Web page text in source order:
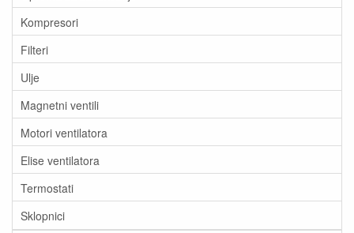
Kompresori
Filteri
Ulje
Magnetni ventili
Motori ventilatora
Elise ventilatora
Termostati
Sklopnici